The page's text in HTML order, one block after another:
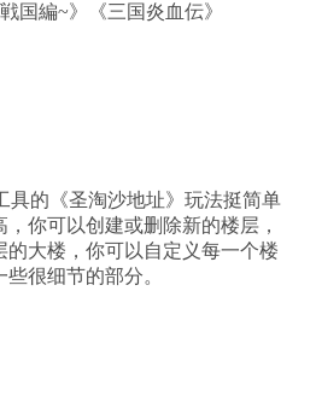
国編~》《三国炎血伝》
具的《圣淘沙地址》玩法挺简单
你可以创建或删除新的楼层，
的大楼，你可以自定义每一个楼
很细节的部分。